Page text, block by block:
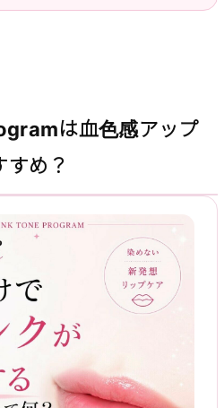
は血色感アップ
すめ？